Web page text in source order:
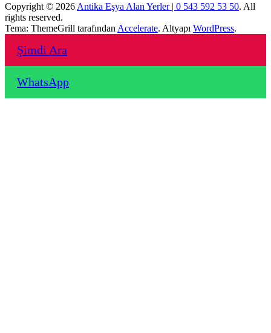
Copyright © 2026 Antika Eşya Alan Yerler | 0 543 592 53 50. All
rights reserved.
Tema: ThemeGrill tarafından Accelerate. Altyapı WordPress.
Şimdi Ara
WhatsApp